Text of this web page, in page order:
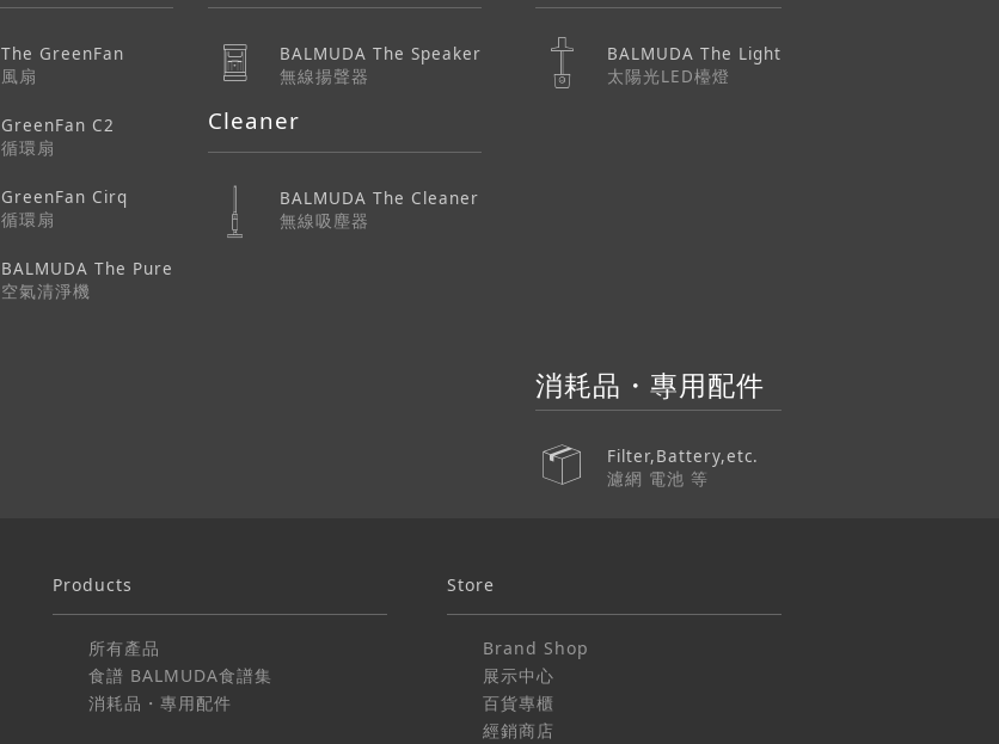
The GreenFan
風扇
GreenFan C2
循環扇
GreenFan Cirq
循環扇
BALMUDA The Pure
空氣清淨機
BALMUDA The Light
太陽光LED檯燈
消耗品・專用配件
Filter,Battery,etc.
濾網 電池 等
BALMUDA The Speaker
無線揚聲器
Cleaner
BALMUDA The Cleaner
無線吸塵器
Products
所有產品
食譜 BALMUDA食譜集
消耗品・專用配件
Store
Brand Shop
展示中心
百貨專櫃
經銷商店